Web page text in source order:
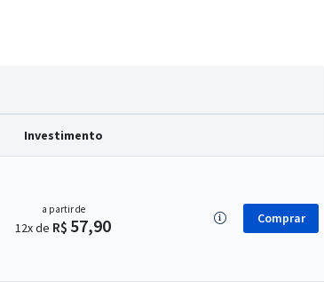
Investimento
a partir de
12x de R$ 57,90 Comprar